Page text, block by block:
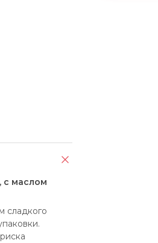
с маслом
сладкого